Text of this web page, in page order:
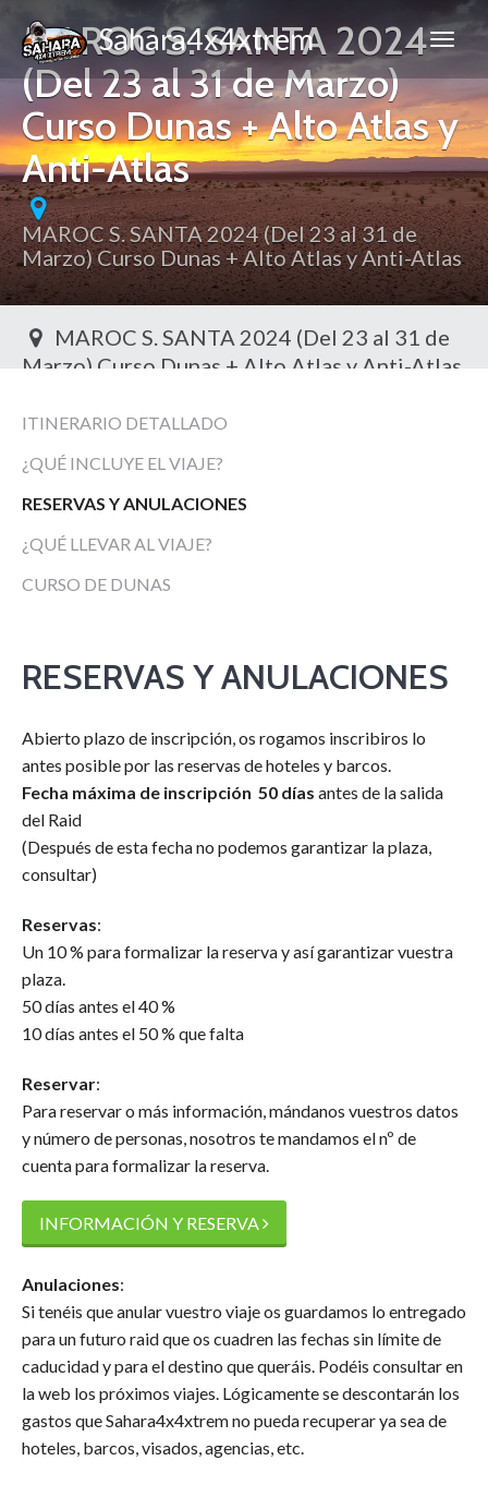
Sahara4x4xtrem
MAROC S. SANTA 2024
(Del 23 al 31 de Marzo)
Curso Dunas + Alto Atlas y
Anti-Atlas
MAROC S. SANTA 2024 (Del 23 al 31 de
Marzo) Curso Dunas + Alto Atlas y Anti-Atlas
MAROC S. SANTA 2024 (Del 23 al 31 de
Marzo) Curso Dunas + Alto Atlas y Anti-Atlas
ITINERARIO DETALLADO
¿QUÉ INCLUYE EL VIAJE?
RESERVAS Y ANULACIONES
¿QUÉ LLEVAR AL VIAJE?
CURSO DE DUNAS
RESERVAS Y ANULACIONES
Abierto plazo de inscripción, os rogamos inscribiros lo
antes posible por las reservas de hoteles y barcos.
Fecha máxima de inscripción 50 días antes de la salida
del Raid
(Después de esta fecha no podemos garantizar la plaza,
consultar)
Reservas:
Un 10 % para formalizar la reserva y así garantizar vuestra
plaza.
50 días antes el 40 %
10 días antes el 50 % que falta
Reservar:
Para reservar o más información, mándanos vuestros datos
y número de personas, nosotros te mandamos el nº de
cuenta para formalizar la reserva.
INFORMACIÓN Y RESERVA
Anulaciones:
Si tenéis que anular vuestro viaje os guardamos lo entregado
para un futuro raid que os cuadren las fechas sin límite de
caducidad y para el destino que queráis. Podéis consultar en
la web los próximos viajes. Lógicamente se descontarán los
gastos que Sahara4x4xtrem no pueda recuperar ya sea de
hoteles, barcos, visados, agencias, etc.